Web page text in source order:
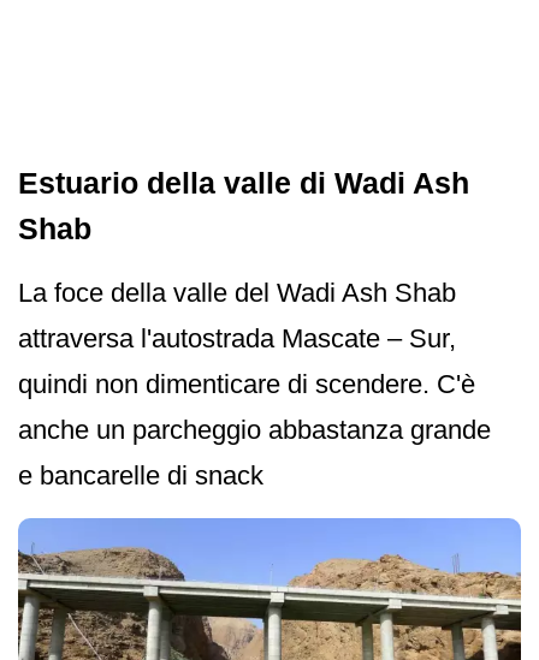
Estuario della valle di Wadi Ash
Shab
La foce della valle del Wadi Ash Shab
attraversa l'autostrada Mascate – Sur,
quindi non dimenticare di scendere. C'è
anche un parcheggio abbastanza grande
e bancarelle di snack